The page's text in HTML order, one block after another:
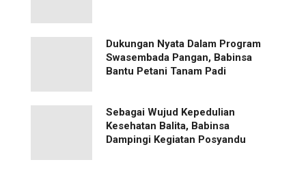
Dukungan Nyata Dalam Program
Swasembada Pangan, Babinsa
Bantu Petani Tanam Padi
Sebagai Wujud Kepedulian
Kesehatan Balita, Babinsa
Dampingi Kegiatan Posyandu